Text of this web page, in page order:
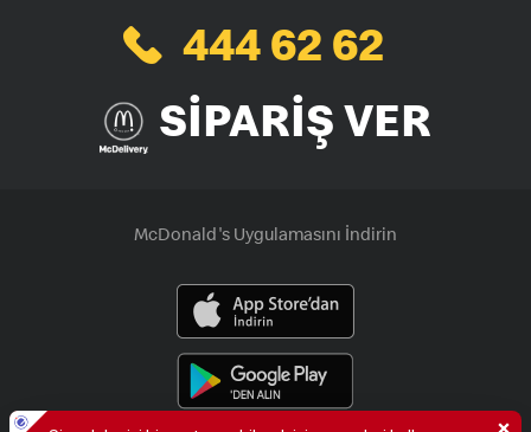
444 62 62
SİPARİŞ VER
McDonald's Uygulamasını İndirin